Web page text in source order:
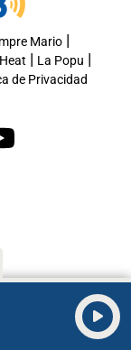
Mario|
| La Popu |
de Privacidad